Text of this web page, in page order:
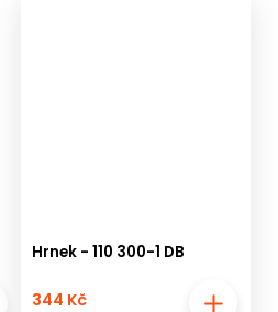
Hrnek - 110 300-1 DB
344 Kč